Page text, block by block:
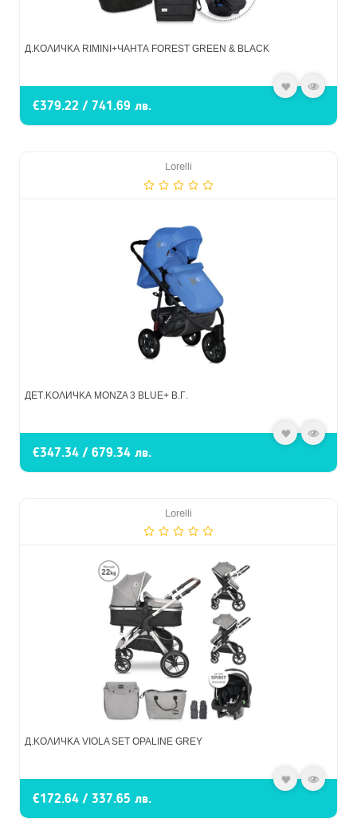
Д.КОЛИЧКА RIMINI+ЧАНТА FOREST GREEN & BLACK
€379.22 / 741.69 лв.
Lorelli
ДЕТ.КОЛИЧКА MONZA 3 BLUE+ В.Г.
€347.34 / 679.34 лв.
Lorelli
Д.КОЛИЧКА VIOLA SET OPALINE GREY
€172.64 / 337.65 лв.